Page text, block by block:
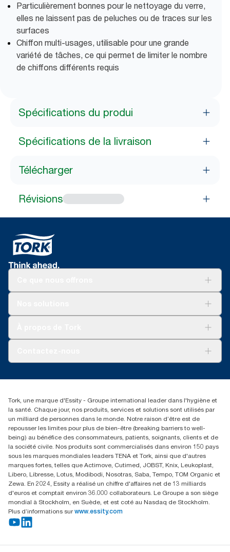
Particulièrement bonnes pour le nettoyage du verre,
elles ne laissent pas de peluches ou de traces sur les
surfaces
Chiffon multi-usages, utilisable pour une grande
variété de tâches, ce qui permet de limiter le nombre
de chiffons différents requis
Spécifications du produi
Spécifications de la livraison
Télécharger
Révisions
(866) 722-8675
Tork, une marque d'Essity - Groupe international leader dans l'hygiène et
la santé. Chaque jour, nos produits, services et solutions sont utilisés par
un milliard de personnes dans le monde. Notre raison d’être est de
repousser les limites pour plus de bien-être (breaking barriers to well-
being) au bénéfice des consommateurs, patients, soignants, clients et de
la société civile. Nos produits sont commercialisés dans environ 150 pays
sous les marques mondiales leaders TENA et Tork, ainsi que d'autres
marques fortes, telles que Actimove, Cutimed, JOBST, Knix, Leukoplast,
Libero, Libresse, Lotus, Modibodi, Nosotras, Saba, Tempo, TOM Organic et
Zewa. En 2024, Essity a réalisé un chiffre d'affaires net de 13 milliards
d'euros et comptait environ 36.000 collaborateurs. Le Groupe a son siège
mondial à Stockholm, en Suède, et est coté au Nasdaq de Stockholm.
Plus d’informations sur www.essity.com